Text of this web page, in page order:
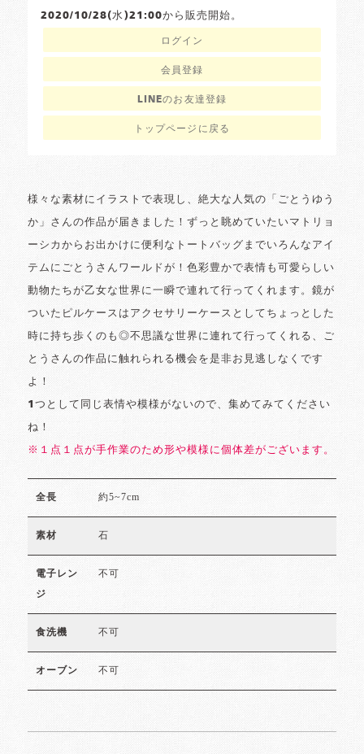
2020/10/28(水)21:00から販売開始。
ログイン
会員登録
LINEのお友達登録
トップページに戻る
様々な素材にイラストで表現し、絶大な人気の「ごとうゆう
か」さんの作品が届きました！ずっと眺めていたいマトリョ
ーシカからお出かけに便利なトートバッグまでいろんなアイ
テムにごとうさんワールドが！色彩豊かで表情も可愛らしい
動物たちが乙女な世界に一瞬で連れて行ってくれます。鏡が
ついたピルケースはアクセサリーケースとしてちょっとした
時に持ち歩くのも◎不思議な世界に連れて行ってくれる、ご
とうさんの作品に触れられる機会を是非お見逃しなくです
よ！
1つとして同じ表情や模様がないので、集めてみてください
ね！
※１点１点が手作業のため形や模様に個体差がございます。
全長 約5~7cm
素材 石
電子レン
ジ
不可
食洗機 不可
オーブン 不可